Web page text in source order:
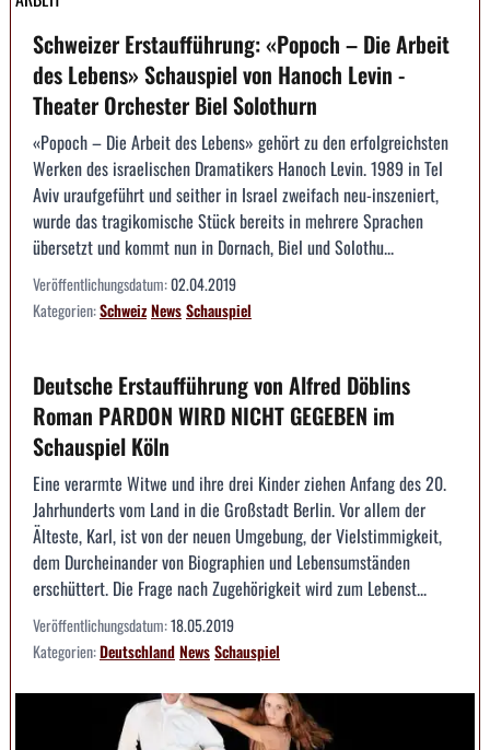
Schweizer Erstaufführung: «Popoch – Die Arbeit
des Lebens» Schauspiel von Hanoch Levin -
Theater Orchester Biel Solothurn
«Popoch – Die Arbeit des Lebens» gehört zu den erfolgreichsten
Werken des israelischen Dramatikers Hanoch Levin. 1989 in Tel
Aviv uraufgeführt und seither in Israel zweifach neu-inszeniert,
wurde das tragikomische Stück bereits in mehrere Sprachen
übersetzt und kommt nun in Dornach, Biel und Solothu...
Veröffentlichungsdatum:02.04.2019
Kategorien:SchweizNewsSchauspiel
Deutsche Erstaufführung von Alfred Döblins
Roman PARDON WIRD NICHT GEGEBEN im
Schauspiel Köln
Eine verarmte Witwe und ihre drei Kinder ziehen Anfang des 20.
Jahrhunderts vom Land in die Großstadt Berlin. Vor allem der
Älteste, Karl, ist von der neuen Umgebung, der Vielstimmigkeit,
dem Durcheinander von Biographien und Lebensumständen
erschüttert. Die Frage nach Zugehörigkeit wird zum Lebenst...
Veröffentlichungsdatum:18.05.2019
Kategorien:DeutschlandNewsSchauspiel